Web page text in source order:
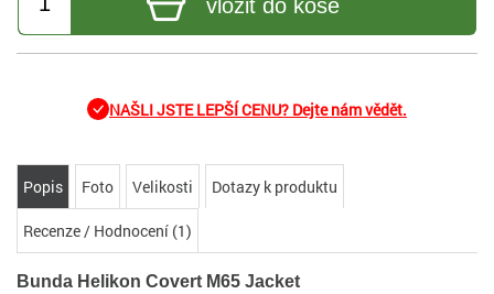
vložit do koše
NAŠLI JSTE LEPŠÍ CENU? Dejte nám vědět.
Popis Foto Velikosti Dotazy k produktu
Recenze / Hodnocení (1)
Bunda Helikon Covert M65 Jacket